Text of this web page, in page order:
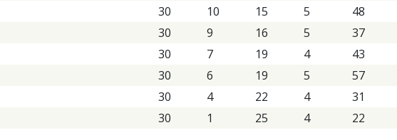
30 10 15 5 48
30 9 16 5 37
30 7 19 4 43
30 6 19 5 57
30 4 22 4 31
30 1 25 4 22